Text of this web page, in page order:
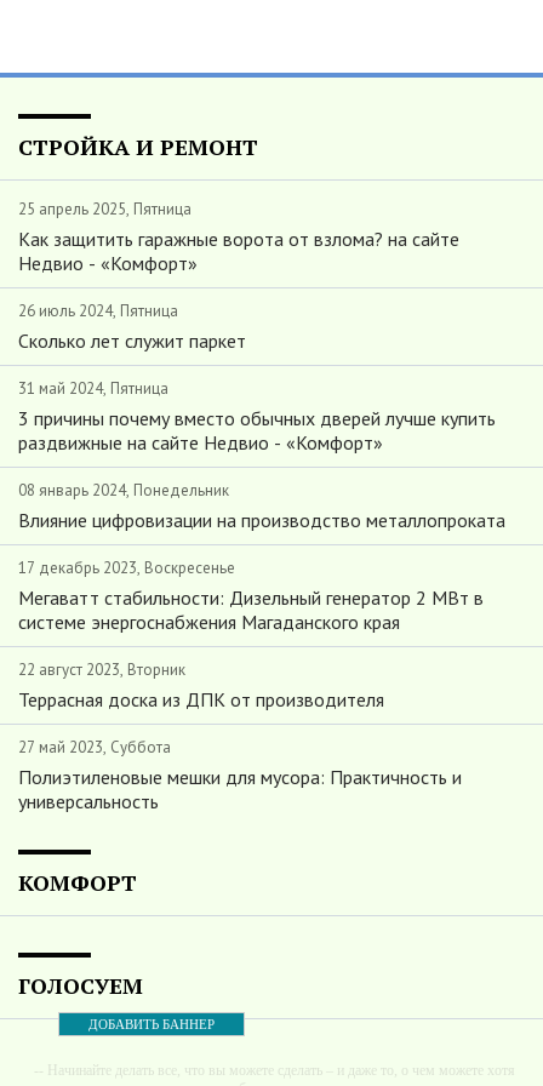
СТРОЙКА И РЕМОНТ
25 апрель 2025, Пятница
Как защитить гаражные ворота от взлома? на сайте
Недвио - «Комфорт»
26 июль 2024, Пятница
Сколько лет служит паркет
31 май 2024, Пятница
3 причины почему вместо обычных дверей лучше купить
раздвижные на сайте Недвио - «Комфорт»
08 январь 2024, Понедельник
Влияние цифровизации на производство металлопроката
17 декабрь 2023, Воскресенье
Мегаватт стабильности: Дизельный генератор 2 МВт в
системе энергоснабжения Магаданского края
22 август 2023, Вторник
Террасная доска из ДПК от производителя
27 май 2023, Суббота
Полиэтиленовые мешки для мусора: Практичность и
универсальность
КОМФОРТ
ГОЛОСУЕМ
ДОБАВИТЬ БАННЕР
-- Начинайте делать все, что вы можете сделать – и даже то, о чем можете хотя